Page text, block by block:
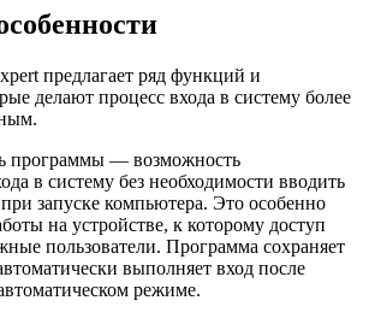
предлагает ряд функций и
делают процесс входа в систему более
программы — возможность
в систему без необходимости вводить
запуске компьютера. Это особенно
на устройстве, к которому доступ
пользователи. Программа сохраняет
выполняет вход после
режиме.